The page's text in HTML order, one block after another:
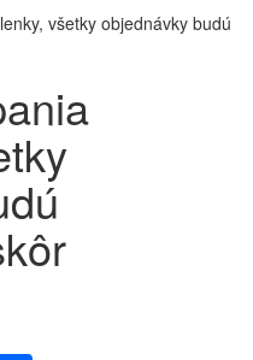
všetky objednávky budú